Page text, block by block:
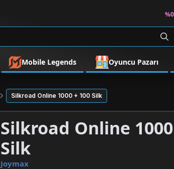
Mobile Legends Oyuncu Pazarı
Silkroad Online 1000 + 100 Silk
Silkroad Online
Silk
Joymax